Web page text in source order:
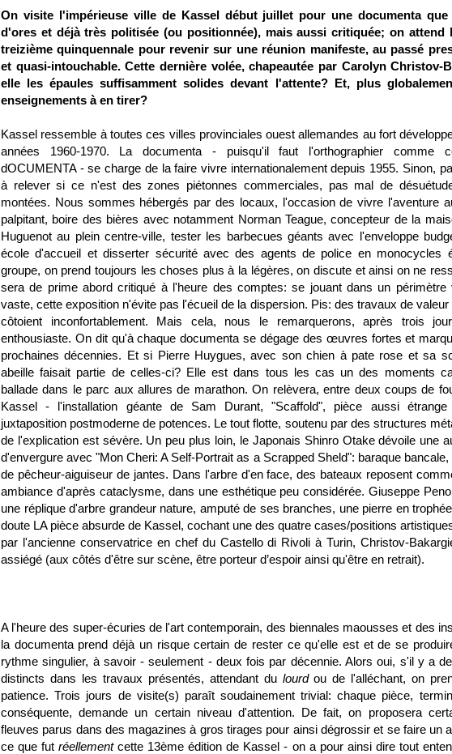
On visite l'impérieuse ville de Kassel début juillet pour une documenta
d'ores et déjà très politisée (ou positionnée), mais aussi critiquée; on attend
treizième quinquennale pour revenir sur une réunion manifeste, au passé
et quasi-intouchable. Cette dernière volée, chapeautée par Carolyn Christov-
elle les épaules suffisamment solides devant l'attente? Et, plus
enseignements à en tirer?
Kassel ressemble à toutes ces villes provinciales ouest allemandes au fort
années 1960-1970. La documenta - puisqu'il faut l'orthographier comme
dOCUMENTA - se charge de la faire vivre internationalement depuis 1955. Sinon,
à relever si ce n'est des zones piétonnes commerciales, pas mal de
montées. Nous sommes hébergés par des locaux, l'occasion de vivre l'aventure
palpitant, boire des bières avec notamment Norman Teague, concepteur de la
Huguenot au plein centre-ville, tester les barbecues géants avec l'enveloppe
école d'accueil et disserter sécurité avec des agents de police en monocycles
groupe, on prend toujours les choses plus à la légères, on discute et ainsi on ne
sera de prime abord critiqué à l'heure des comptes: se jouant dans un périmètre
vaste, cette exposition n'évite pas l'écueil de la dispersion. Pis: des travaux de
côtoient inconfortablement. Mais cela, nous le remarquerons, après trois
enthousiaste. On dit qu'à chaque documenta se dégage des œuvres fortes et
prochaines décennies. Et si Pierre Huygues, avec son chien à pate rose et sa
abeille faisait partie de celles-ci? Elle est dans tous les cas un des moments
ballade dans le parc aux allures de marathon. On relèvera, entre deux coups de
Kassel - l'installation géante de Sam Durant, "Scaffold", pièce aussi étrange
juxtaposition postmoderne de potences. Le tout flotte, soutenu par des structures
de l'explication est sévère. Un peu plus loin, le Japonais Shinro Otake dévoile une
d'envergure avec "Mon Cheri: A Self-Portrait as a Scrapped Sheld": baraque
de pêcheur-aiguiseur de jantes. Dans l'arbre d'en face, des bateaux reposent
ambiance d'après cataclysme, dans une esthétique peu considérée. Giuseppe
une réplique d'arbre grandeur nature, amputé de ses branches, une pierre en
doute LA pièce absurde de Kassel, cochant une des quatre cases/positions
par l'ancienne conservatrice en chef du Castello di Rivoli à Turin, Christov-
assiégé (aux côtés d'être sur scène, être porteur d’espoir ainsi qu'être en retrait).
A l'heure des super-écuries de l'art contemporain, des biennales maousses et des
la documenta prend déjà un risque certain de rester ce qu'elle est et de se
rythme singulier, à savoir - seulement - deux fois par décennie. Alors oui, s'il y a
distincts dans les travaux présentés, attendant du lourdou de l'alléchant, on
patience. Trois jours de visite(s) paraît soudainement trivial: chaque pièce,
conséquente, demande un certain niveau d'attention. De fait, on proposera
fleuves parus dans des magazines à gros tirages pour ainsi dégrossir et se faire un
ce que futréellementcette 13ème édition de Kassel - on a pour ainsi dire tout